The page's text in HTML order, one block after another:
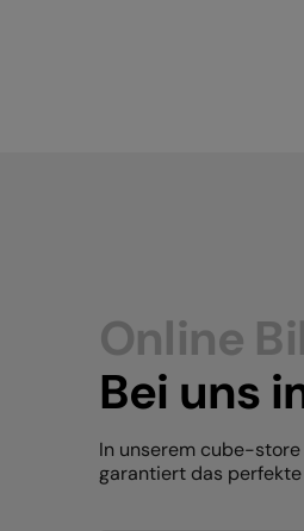
Online
Bei uns
In unserem cube-
garantiert das perfekte